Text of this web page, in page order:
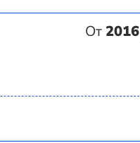
От2016